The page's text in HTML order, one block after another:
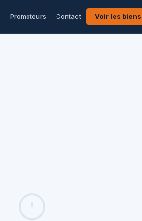
Promoteurs Contact Voir les biens